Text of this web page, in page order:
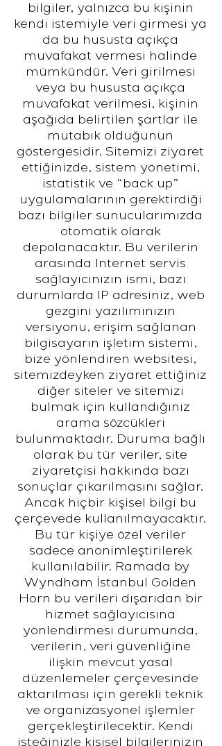
bilgiler, yalnızca bu kişinin
kendi istemiyle veri girmesi ya
da bu hususta açıkça
muvafakat vermesi halinde
mümkündür. Veri girilmesi
veya bu hususta açıkça
muvafakat verilmesi, kişinin
aşağıda belirtilen şartlar ile
mutabık olduğunun
göstergesidir. Sitemizi ziyaret
ettiğinizde, sistem yönetimi,
istatistik ve “back up”
uygulamalarının gerektirdiği
bazı bilgiler sunucularımızda
otomatik olarak
depolanacaktır. Bu verilerin
arasında Internet servis
sağlayıcınızın ismi, bazı
durumlarda IP adresiniz, web
gezgini yazılımınızın
versiyonu, erişim sağlanan
bilgisayarın işletim sistemi,
bize yönlendiren websitesi,
sitemizdeyken ziyaret ettiğiniz
diğer siteler ve sitemizi
bulmak için kullandığınız
arama sözcükleri
bulunmaktadır. Duruma bağlı
olarak bu tür veriler, site
ziyaretçisi hakkında bazı
sonuçlar çıkarılmasını sağlar.
Ancak hiçbir kişisel bilgi bu
çerçevede kullanılmayacaktır.
Bu tür kişiye özel veriler
sadece anonimleştirilerek
kullanılabilir. Ramada by
Wyndham İstanbul Golden
Horn bu verileri dışarıdan bir
hizmet sağlayıcısına
yönlendirmesi durumunda,
verilerin, veri güvenliğine
ilişkin mevcut yasal
düzenlemeler çerçevesinde
aktarılması için gerekli teknik
ve organizasyonel işlemler
gerçekleştirilecektir. Kendi
isteğinizle kişisel bilgilerinizin